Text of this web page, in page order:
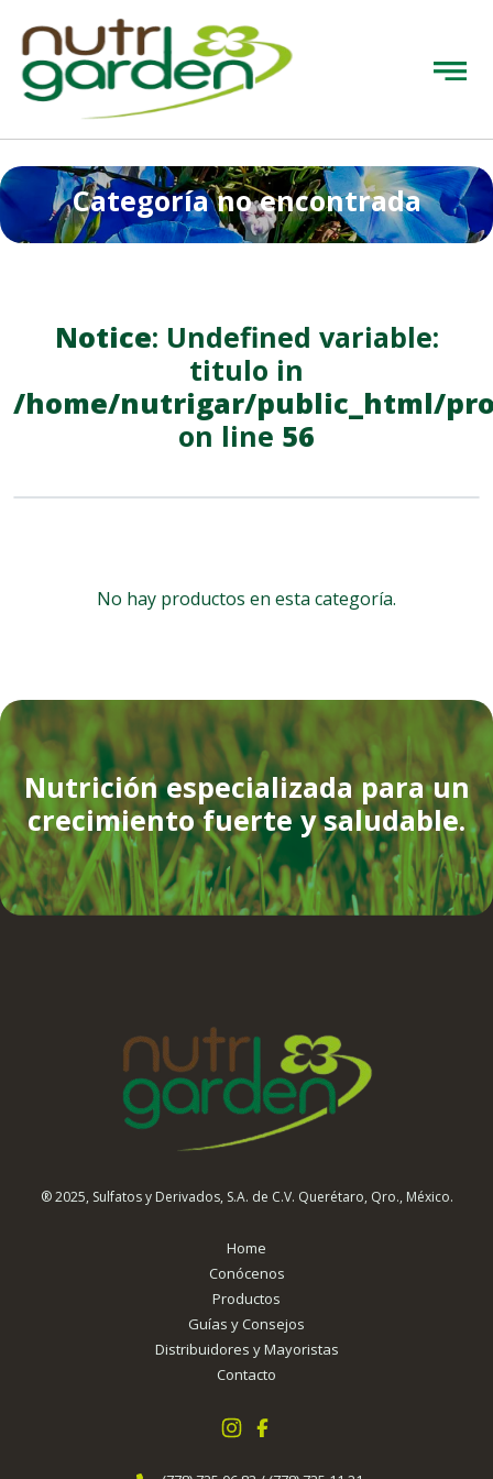
Categoría no encontrada
Notice: Undefined variable:
titulo in
/home/nutrigar/public_html/
on line 56
No hay productos en esta categoría.
Nutrición especializada para un
crecimiento fuerte y saludable.
® 2025, Sulfatos y Derivados, S.A. de C.V. Querétaro, Qro., México.
Home
Conócenos
Productos
Guías y Consejos
Distribuidores y Mayoristas
Contacto